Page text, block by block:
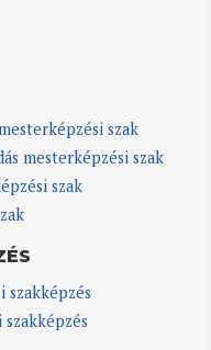
szak
mesterképzési szak
szak
szakképzés